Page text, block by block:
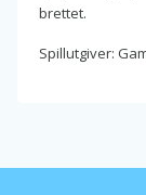
brettet.
Spillutgiver: